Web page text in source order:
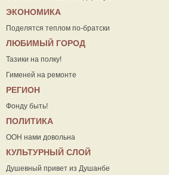
ЭКОНОМИКА
Поделятся теплом по-братски
ЛЮБИМЫЙ ГОРОД
Тазики на полку!
Гименей на ремонте
РЕГИОН
Фонду быть!
ПОЛИТИКА
ООН нами довольна
КУЛЬТУРНЫЙ СЛОЙ
Душевный привет из Душанбе